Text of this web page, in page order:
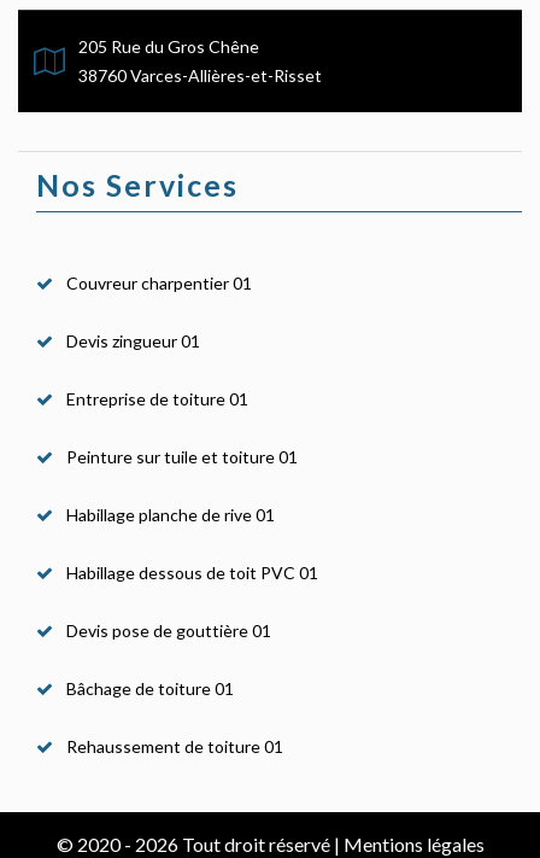
205 Rue du Gros Chêne
38760 Varces-Allières-et-Risset
Nos Services
Couvreur charpentier 01
Devis zingueur 01
Entreprise de toiture 01
Peinture sur tuile et toiture 01
Habillage planche de rive 01
Habillage dessous de toit PVC 01
Devis pose de gouttière 01
Bâchage de toiture 01
Rehaussement de toiture 01
© 2020 - 2026 Tout droit réservé | Mentions légales